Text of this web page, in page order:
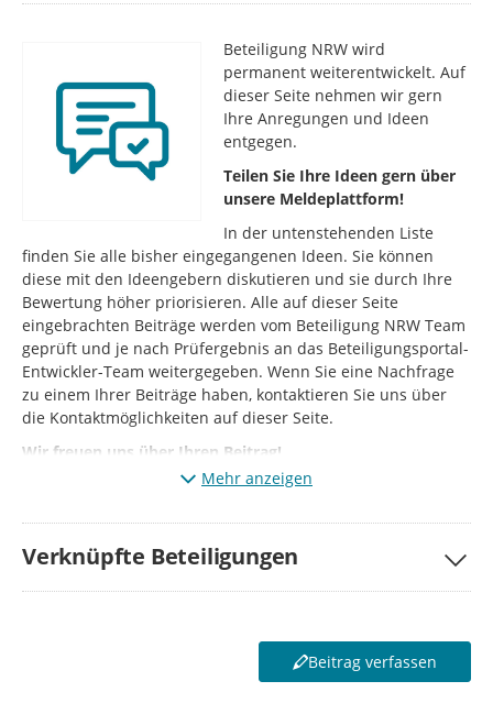
Beteiligung NRW wird
permanent weiterentwickelt. Auf
dieser Seite nehmen wir gern
Ihre Anregungen und Ideen
entgegen.
Teilen Sie Ihre Ideen gern über
unsere Meldeplattform!
In der untenstehenden Liste
finden Sie alle bisher eingegangenen Ideen. Sie können
diese mit den Ideengebern diskutieren und sie durch Ihre
Bewertung höher priorisieren. Alle auf dieser Seite
eingebrachten Beiträge werden vom Beteiligung NRW Team
geprüft und je nach Prüfergebnis an das Beteiligungsportal-
Entwickler-Team weitergegeben. Wenn Sie eine Nachfrage
zu einem Ihrer Beiträge haben, kontaktieren Sie uns über
die Kontaktmöglichkeiten auf dieser Seite.
Wir freuen uns über Ihren Beitrag!
Mehr anzeigen
Verknüpfte Beteiligungen
Beitrag verfassen